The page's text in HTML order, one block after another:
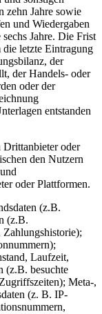
zehn Jahre sowie
und Wiedergaben
Jahre. Die Frist
letzte Eintragung
der
der Handels- oder
oder der
entstanden
oder
den Nutzern
oder Plattformen.
(z.B.
(z.B.
Laufzeit,
(z.B. besuchte
Meta-,
(z. B. IP-